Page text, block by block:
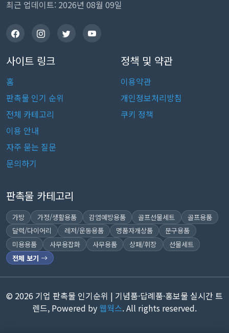
최근 업데이트: 2026년 08월 09일
사이트 링크
홈
판촉물 인기 순위
전체 카테고리
이용 안내
자주 묻는 질문
문의하기
정책 및 약관
이용약관
개인정보처리방침
쿠키 정책
판촉물 카테고리
가방 가정/생활용품 감염예방용품 골프선물세트
골프용품
달력/다이어리
레저/운동용품 명품자개상품
문구용품
미용용품
사무용잡화 사무용품 상패/휘장
선물세트
전체 보기
© 2026 기업 판촉물 인기순위 | 기념품·답례품·홍보물 실시간 트
렌드, Powered by 웹웍스. All rights reserved.